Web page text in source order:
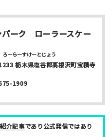
（複数可能）
ない
女性多い
パーク ローラースケー
ーらーすけーとじょう
栃木県塩谷郡高根沢町宝積寺
1909
介記事であり公式発信ではあり